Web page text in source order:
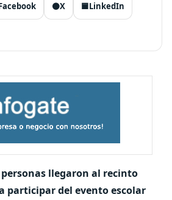
⚫X 🟦LinkedIn
personas llegaron al recinto
participar del evento escolar